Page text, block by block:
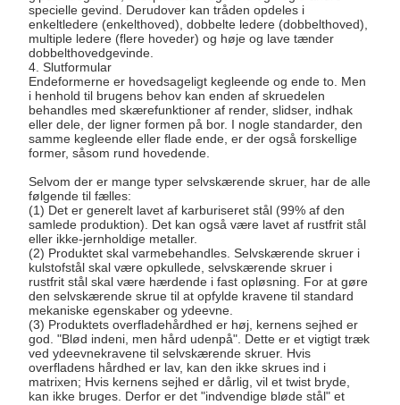
specielle gevind. Derudover kan tråden opdeles i
enkeltledere (enkelthoved), dobbelte ledere (dobbelthoved),
multiple ledere (flere hoveder) og høje og lave tænder
dobbelthovedgevinde.
4. Slutformular
Endeformerne er hovedsageligt kegleende og ende to. Men
i henhold til brugens behov kan enden af ​​skruedelen
behandles med skærefunktioner af render, slidser, indhak
eller dele, der ligner formen på bor. I nogle standarder, den
samme kegleende eller flade ende, er der også forskellige
former, såsom rund hovedende.
Selvom der er mange typer selvskærende skruer, har de alle
følgende til fælles:
(1) Det er generelt lavet af karburiseret stål (99% af den
samlede produktion). Det kan også være lavet af rustfrit stål
eller ikke-jernholdige metaller.
(2) Produktet skal varmebehandles. Selvskærende skruer i
kulstofstål skal være opkullede, selvskærende skruer i
rustfrit stål skal være hærdende i fast opløsning. For at gøre
den selvskærende skrue til at opfylde kravene til standard
mekaniske egenskaber og ydeevne.
(3) Produktets overfladehårdhed er høj, kernens sejhed er
god. "Blød indeni, men hård udenpå". Dette er et vigtigt træk
ved ydeevnekravene til selvskærende skruer. Hvis
overfladens hårdhed er lav, kan den ikke skrues ind i
matrixen; Hvis kernens sejhed er dårlig, vil et twist bryde,
kan ikke bruges. Derfor er det "indvendige bløde stål" et